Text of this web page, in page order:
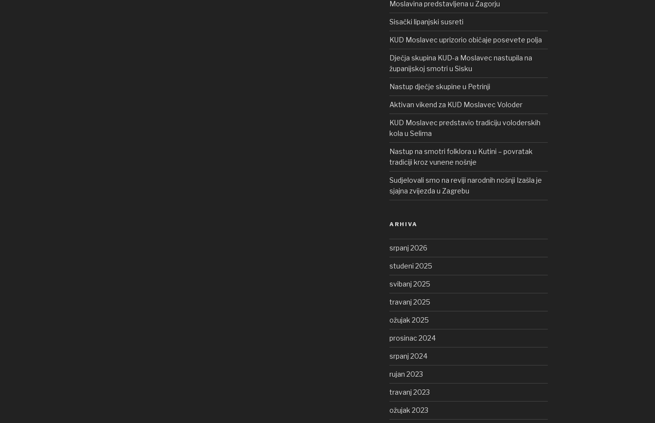
Moslavina predstavljena u Zagorju
Sisački lipanjski susreti
KUD Moslavec uprizorio običaje posevete polja
Dječja skupina KUD-a Moslavec nastupila na
županijskoj smotri u Sisku
Nastup dječje skupine u Petrinji
Aktivan vikend za KUD Moslavec Voloder
KUD Moslavec predstavio tradiciju voloderskih
kola u Selima
Nastup na smotri folklora u Kutini – povratak
tradiciji kroz vunene nošnje
Sudjelovali smo na reviji narodnih nošnji Izašla je
sjajna zvijezda u Zagrebu
ARHIVA
srpanj 2026
studeni 2025
svibanj 2025
travanj 2025
ožujak 2025
prosinac 2024
srpanj 2024
rujan 2023
travanj 2023
ožujak 2023